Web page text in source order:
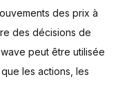
des prix à
des décisions de
peut être utilisée
les actions, les